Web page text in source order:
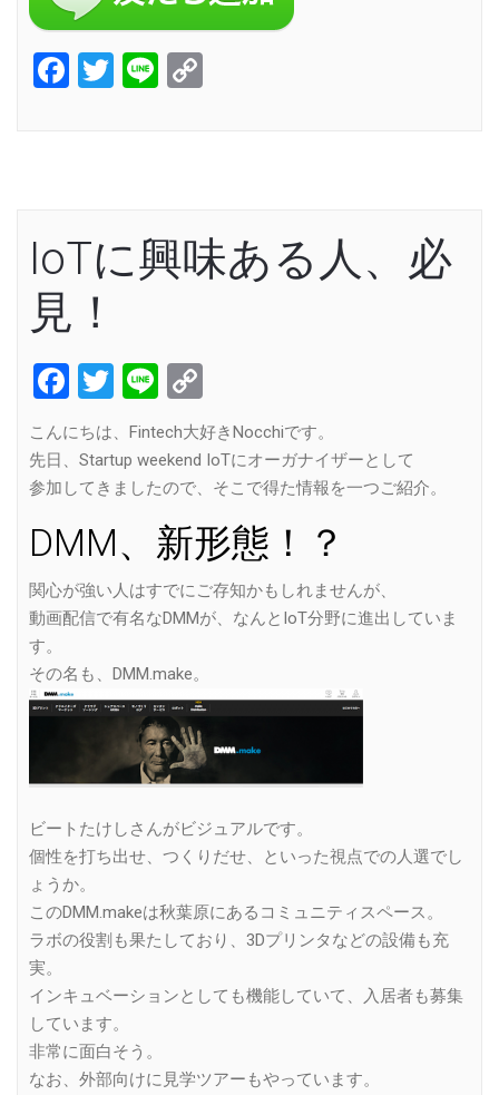
Facebook
Twitter
Line
IoTに興味ある人、必
見！
Facebook
Twitter
Line
Link
こんにちは、Fintech大好きNocchiです。
先日、Startup weekend IoTにオーガナイザーとして
参加してきましたので、そこで得た情報を一つご紹介。
DMM、新形態！？
関心が強い人はすでにご存知かもしれませんが、
動画配信で有名なDMMが、なんとIoT分野に進出していま
す。
その名も、DMM.make。
ビートたけしさんがビジュアルです。
個性を打ち出せ、つくりだせ、といった視点での人選でし
ょうか。
このDMM.makeは秋葉原にあるコミュニティスペース。
ラボの役割も果たしており、3Dプリンタなどの設備も充
実。
インキュベーションとしても機能していて、入居者も募集
しています。
非常に面白そう。
なお、外部向けに見学ツアーもやっています。